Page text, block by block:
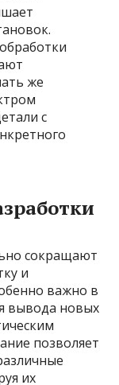
же
с
сокращают
и
важно в
вывода новых
позволяет
их